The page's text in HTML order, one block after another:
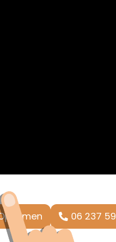
06 237